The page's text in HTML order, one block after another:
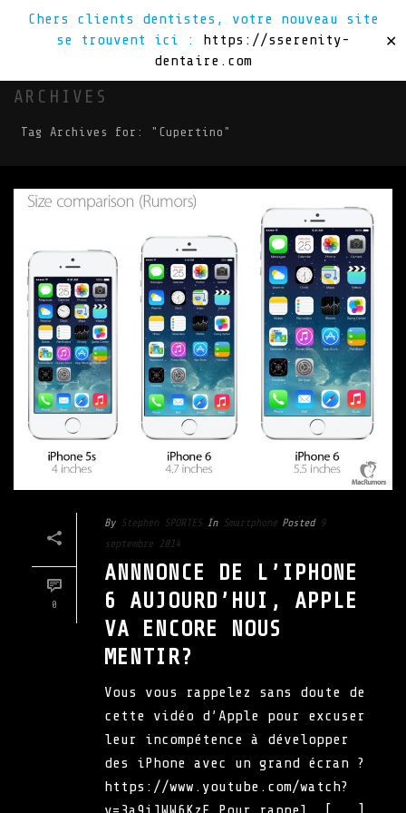
Chers clients dentistes, votre nouveau site
se trouvent ici : https://sserenity-
dentaire.com
✕
ARCHIVES
Tag Archives for: "Cupertino"
0
By Stephen SPORTES In Smartphone Posted 9
septembre 2014
ANNNONCE DE L’IPHONE
6 AUJOURD’HUI, APPLE
VA ENCORE NOUS
MENTIR?
Vous vous rappelez sans doute de
cette vidéo d’Apple pour excuser
leur incompétence à développer
des iPhone avec un grand écran ?
https://www.youtube.com/watch?